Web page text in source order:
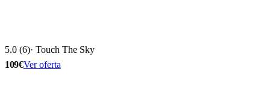
5.0 (6)· Touch The Sky
109€Ver oferta